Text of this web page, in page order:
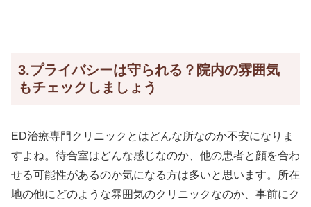
3.プライバシーは守られる？院内の雰囲気
もチェックしましょう
ED治療専門クリニックとはどんな所なのか不安になりま
すよね。待合室はどんな感じなのか、他の患者と顔を合わ
せる可能性があるのか気になる方は多いと思います。所在
地の他にどのような雰囲気のクリニックなのか、事前にク